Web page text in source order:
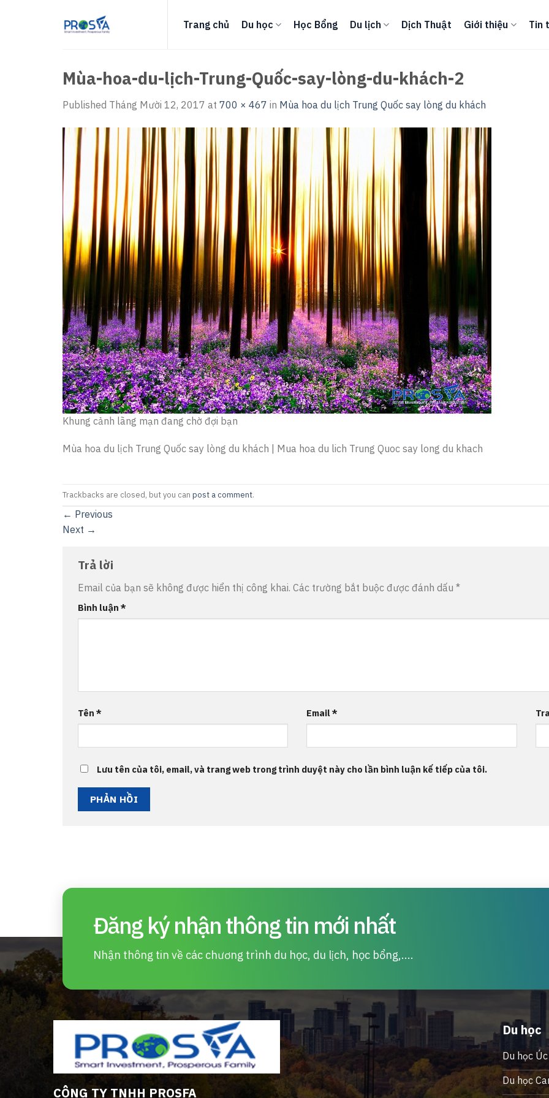
Trang chủ Du học Học Bổng Du lịch Dịch Thuật Giới thiệu Tin
Mùa-hoa-du-lịch-Trung-Quốc-say-lòng-du-khách-2
Published Tháng Mười 12, 2017 at 700 × 467 in Mùa hoa du lịch Trung Quốc say lòng du khách
Khung cảnh lãng mạn đang chờ đợi bạn
Mùa hoa du lịch Trung Quốc say lòng du khách | Mua hoa du lich Trung Quoc say long du khach
Trackbacks are closed, but you can post a comment.
← Previous
Next →
Trả lời
Email của bạn sẽ không được hiển thị công khai. Các trường bắt buộc được đánh dấu *
Bình luận *
Tên * Email*
Lưu tên của tôi, email, và trang web trong trình duyệt này cho lần bình luận kế tiếp của tôi.
Đăng ký nhận thông tin mới nhất
Nhận thông tin về các chương trình du học, du lịch, học bổng,....
CÔNG TY TNHH PROSFA
Du học
Du học Úc
Du học